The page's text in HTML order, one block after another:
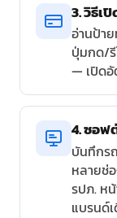
3. วิธีเ
อ่านป้าย
ปุ่มกด/รี
— เปิดอั
4. ซอฟ
บันทึกร
หลายช่
รปภ. ห
แบรนด์